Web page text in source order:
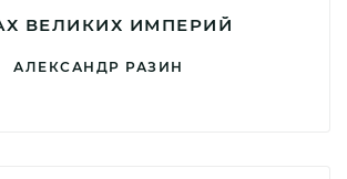
ВЕЛИКИХ ИМПЕРИЙ
АЛЕКСАНДР РАЗИН